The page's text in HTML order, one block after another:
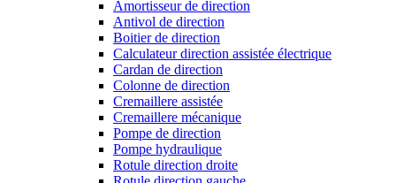
Amortisseur de direction
Antivol de direction
Boitier de direction
Calculateur direction assistée électrique
Cardan de direction
Colonne de direction
Cremaillere assistée
Cremaillere mécanique
Pompe de direction
Pompe hydraulique
Rotule direction droite